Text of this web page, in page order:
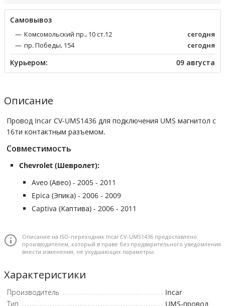
Cамовывоз
Комсомольский пр., 10 ст.12
сегодня
пр. Победы, 154
сегодня
Курьером: 09 августа
Описание
Провод Incar CV-UMS1436 для подключения UMS магнитол с
16ти контактным разъемом.
Совместимость
Chevrolet (Шевролет):
Aveo (Авео) - 2005 - 2011
Epica (Эпика) - 2006 - 2009
Captiva (Каптива) - 2006 - 2011
Описание на ISO-переходник Incar CV-UMS1436 предоставлено
производителем, который в праве без предварительного уведомления
внести изменения, не ухудшающих параметры.
Характеристики
Производитель
Incar
Тип
UMS-провод